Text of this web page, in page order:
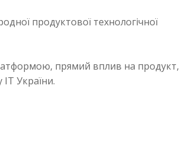
продуктової технологічної
прямий вплив на продукт,
України.